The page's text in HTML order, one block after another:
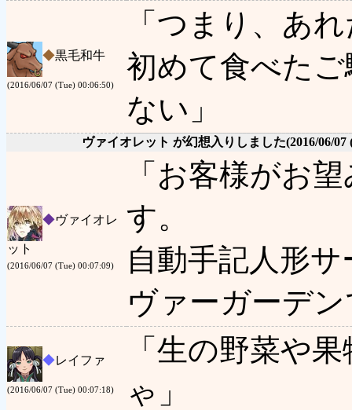
◆黒毛和牛
(2016/06/07 (Tue) 00:06:50)
「つまり、あ
初めて食べた
ない」
ヴァイオレット が幻想入りしました(2016/06/07
◆ヴァイオレ
ット
(2016/06/07 (Tue) 00:07:09)
「お客様がお
す。
自動手記人形
ヴァーガーデ
◆レイファ
(2016/06/07 (Tue) 00:07:18)
「生の野菜や
ゃ」